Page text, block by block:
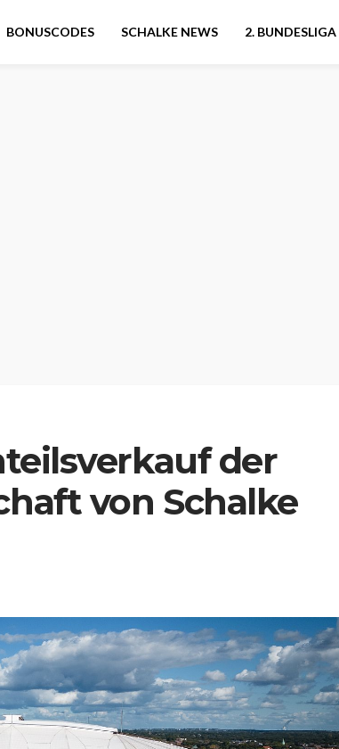
BONUSCODES SCHALKE NEWS 2. BUNDESLIGA
der
von Schalke